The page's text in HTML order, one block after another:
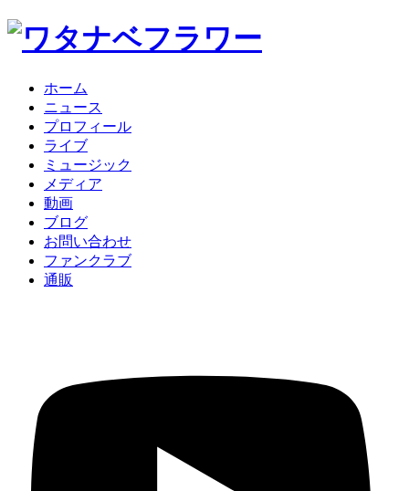
ホーム
ニュース
プロフィール
ライブ
ミュージック
メディア
動画
ブログ
お問い合わせ
ファンクラブ
通販